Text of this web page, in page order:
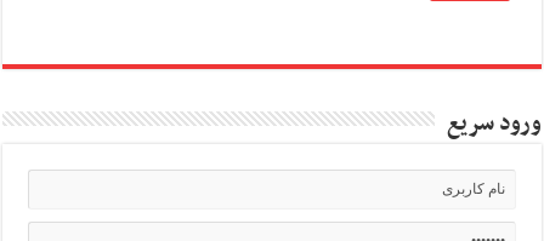
ورود سریع